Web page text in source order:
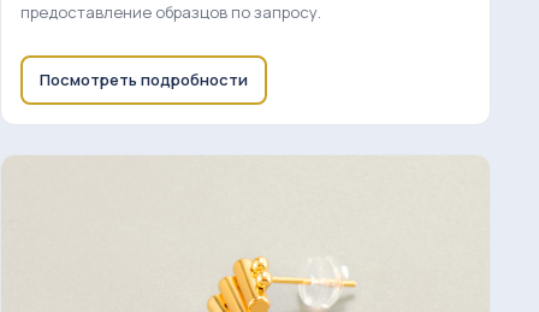
предоставление образцов по запросу.
Посмотреть подробности